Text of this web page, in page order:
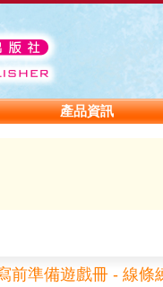
產品資訊
前準備遊戲冊 - 線條